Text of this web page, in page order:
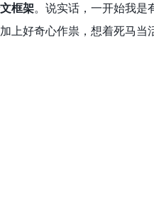
框架。说实话，一开始我是
好奇心作祟，想着死马当